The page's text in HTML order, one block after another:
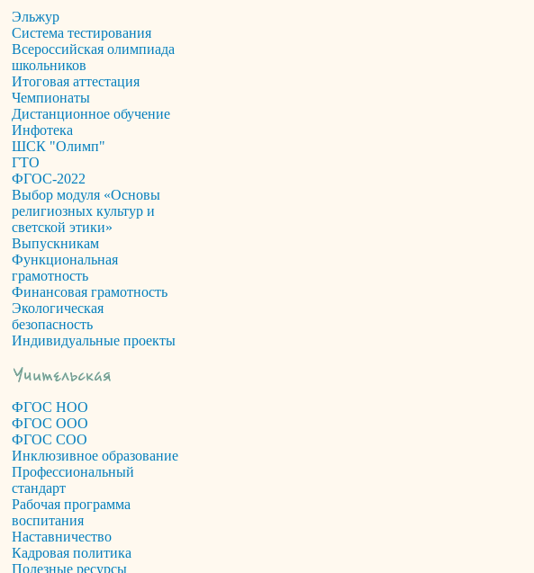
Эльжур
Система тестирования
Всероссийская олимпиада
школьников
Итоговая аттестация
Чемпионаты
Дистанционное обучение
Инфотека
ШСК "Олимп"
ГТО
ФГОС-2022
Выбор модуля «Основы
религиозных культур и
светской этики»
Выпускникам
Функциональная
грамотность
Финансовая грамотность
Экологическая
безопасность
Индивидуальные проекты
ФГОС НОО
ФГОС ООО
ФГОС СОО
Инклюзивное образование
Профессиональный
стандарт
Рабочая программа
воспитания
Наставничество
Кадровая политика
Полезные ресурсы